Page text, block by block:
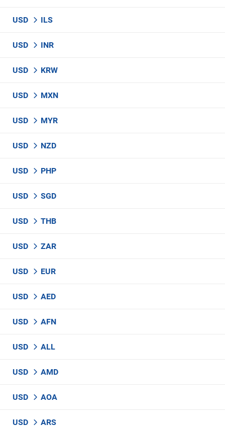
USD ILS
USD INR
USD KRW
USD MXN
USD MYR
USD NZD
USD PHP
USD SGD
USD THB
USD ZAR
USD EUR
USD AED
USD AFN
USD ALL
USD AMD
USD AOA
USD ARS